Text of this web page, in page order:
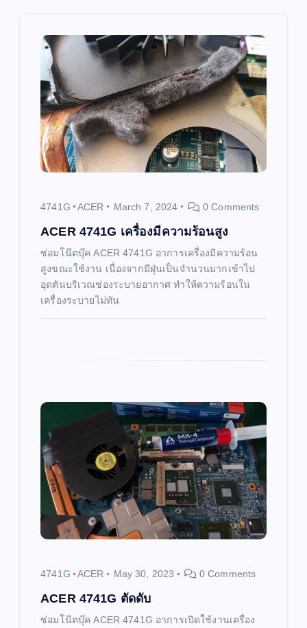
4741G ACER March 7, 2024 0 Comments
ACER 4741G เครื่องมีความร้อนสูง
ซ่อมโน๊ตบุ๊ค ACER 4741G อาการเครื่องมีความร้อน
สูงขณะใช้งาน เนื่องจากมีฝุ่นเป็นจำนวนมากเข้าไป
อุดตันบริเวณช่องระบายอากาศ ทำให้ความร้อนใน
เครื่องระบายไม่ทัน
4741G ACER May 30, 2023 0 Comments
ACER 4741G ตัดดับ
ซ่อมโน๊ตบุ๊ค ACER 4741G อาการเปิดใช้งานเครื่อง